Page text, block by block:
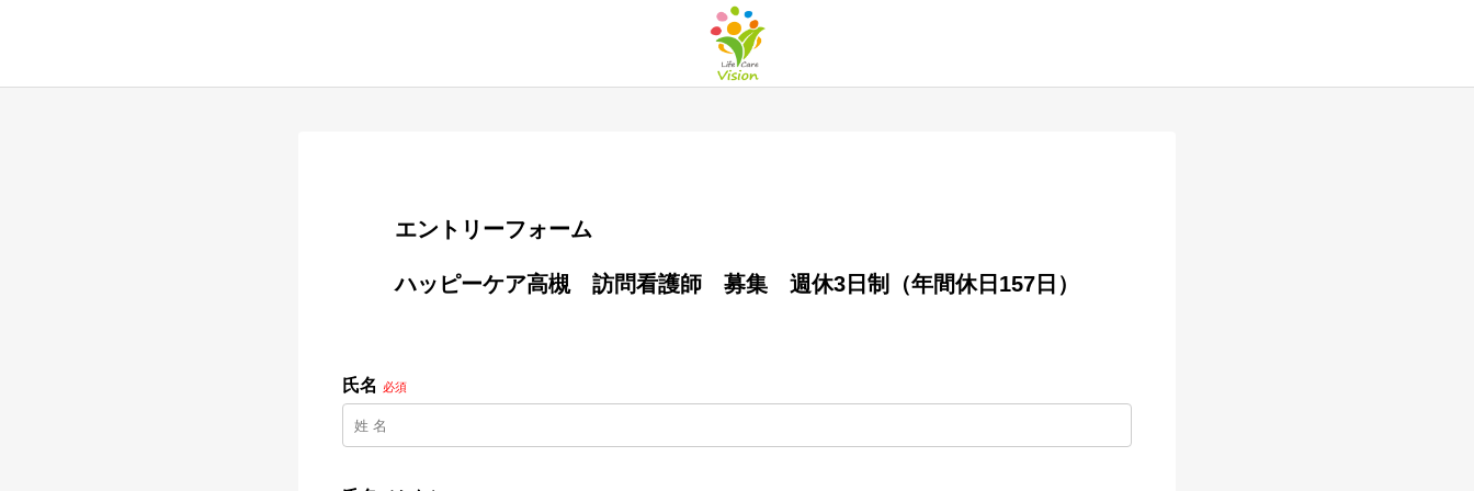
        エントリーフォーム
        ハッピーケア高槻　訪問看護師　募集　週休3日制（年間休日157日）
氏名 必須